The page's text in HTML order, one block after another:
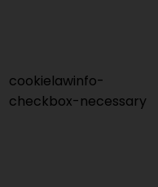
cookielawinfo-
checkbox-necessary